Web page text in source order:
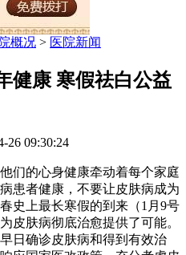
概况 > 医院新闻
健康 寒假祛白公益
09:30:24
们的心身健康牵动着每个家庭
患者健康，不要让皮肤病成为
史上最长寒假的到来（1月9号
皮肤病彻底治愈提供了可能。
日确诊皮肤病和得到有效治